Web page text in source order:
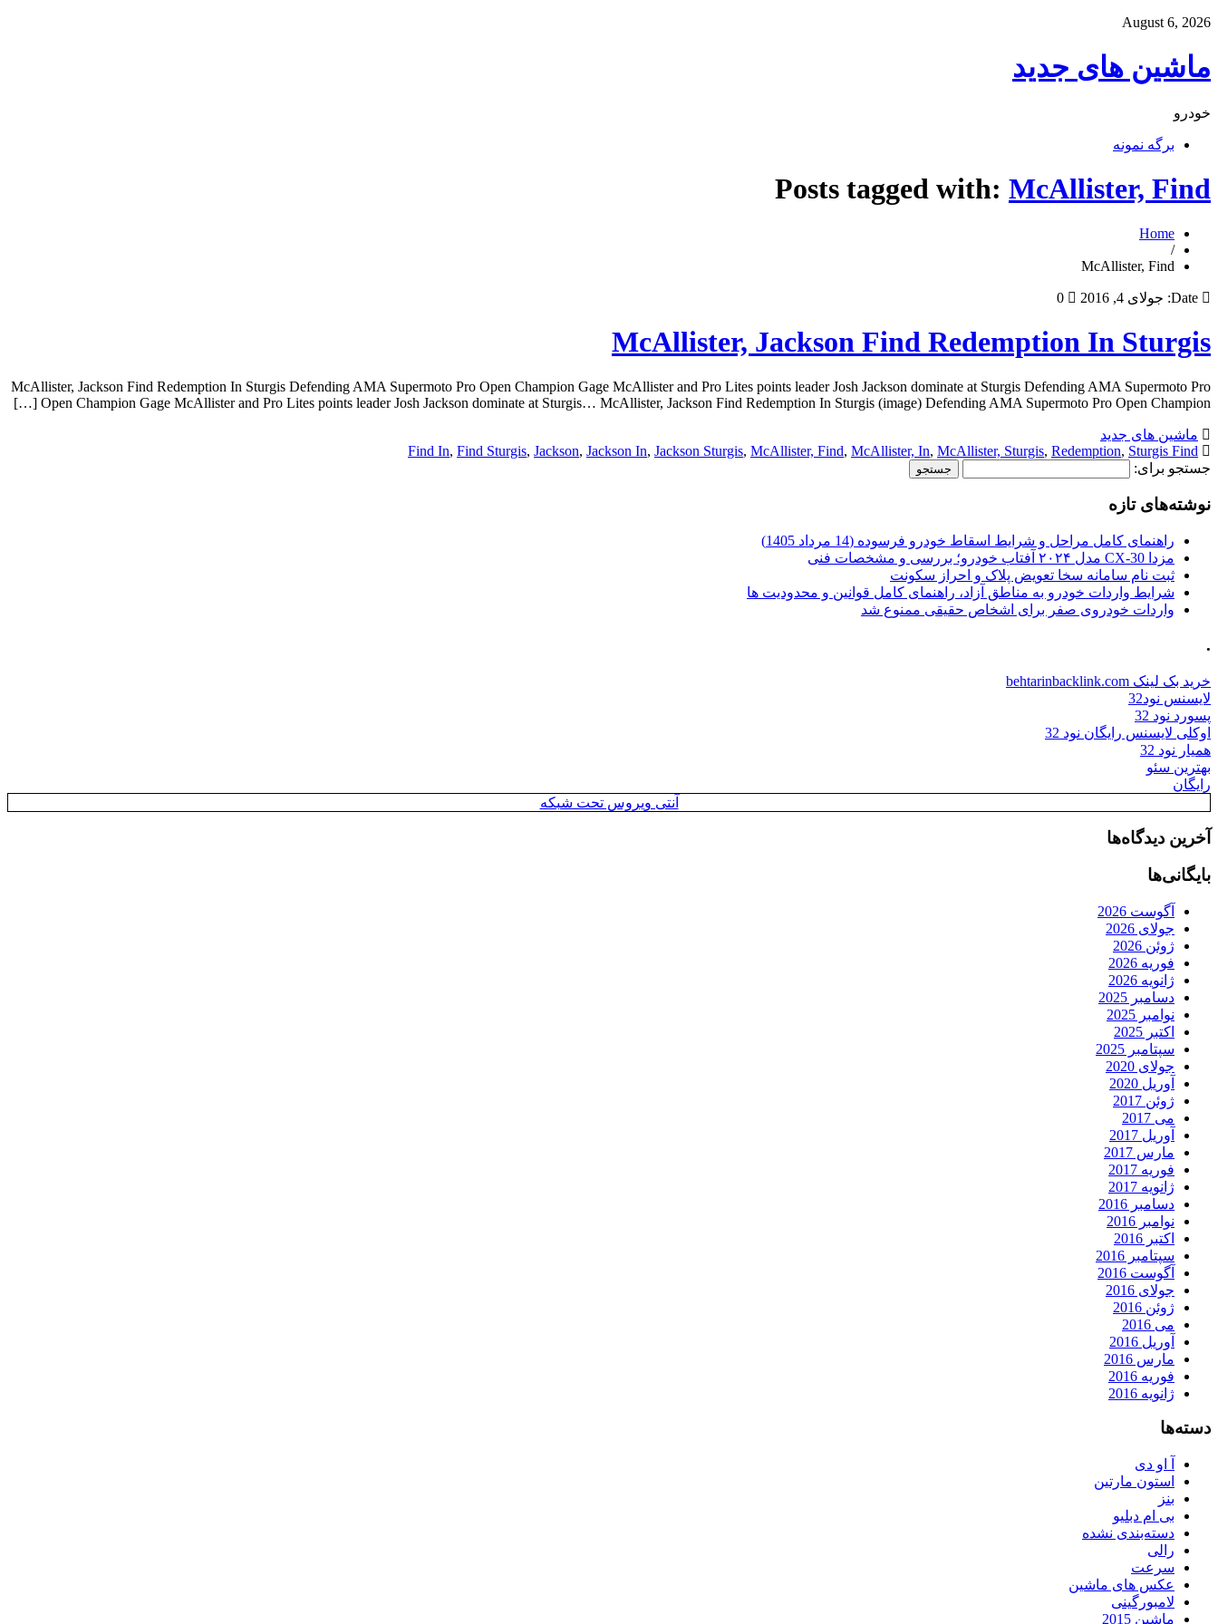
August 6, 2026
ماشین های جدید
خودرو
برگه نمونه
Posts tagged with: McAllister, Find
Home
/
McAllister, Find
Date: جولای 4, 2016 0
McAllister, Jackson Find Redemption In Sturgis
McAllister, Jackson Find Redemption In Sturgis Defending AMA Supermoto Pro Open Champion Gage McAllister and Pro Lites points leader Josh Jackson dominate at Sturgis Defending AMA Supermoto Pro
Open Champion Gage McAllister and Pro Lites points leader Josh Jackson dominate at Sturgis… McAllister, Jackson Find Redemption In Sturgis (image) Defending AMA Supermoto Pro Open Champion […]
ماشین های جدید
Find In, Find Sturgis, Jackson, Jackson In, Jackson Sturgis, McAllister, Find, McAllister, In, McAllister, Sturgis, Redemption, Sturgis Find
جستجو برای:
نوشته‌های تازه
راهنمای کامل مراحل و شرایط اسقاط خودرو فرسوده (14 مرداد 1405)
مزدا CX-30 مدل ۲۰۲۴ آفتاب خودرو؛ بررسی و مشخصات فنی
ثبت نام سامانه سخا تعویض پلاک و احراز سکونت
شرایط واردات خودرو به مناطق آزاد، راهنمای کامل قوانین و محدودیت ها
واردات خودروی صفر برای اشخاص حقیقی ممنوع شد
.
خرید بک لینک behtarinbacklink.com
لایسنس نود32
پسورد نود 32
اوکلی لایسنس رایگان نود 32
همیار نود 32
بهترین سئو
رایگان
آنتی ویروس تحت شبکه
آخرین دیدگاه‌ها
بایگانی‌ها
آگوست 2026
جولای 2026
ژوئن 2026
فوریه 2026
ژانویه 2026
دسامبر 2025
نوامبر 2025
اکتبر 2025
سپتامبر 2025
جولای 2020
آوریل 2020
ژوئن 2017
می 2017
آوریل 2017
مارس 2017
فوریه 2017
ژانویه 2017
دسامبر 2016
نوامبر 2016
اکتبر 2016
سپتامبر 2016
آگوست 2016
جولای 2016
ژوئن 2016
می 2016
آوریل 2016
مارس 2016
فوریه 2016
ژانویه 2016
دسته‌ها
آ او دی
استون مارتین
بنز
بی ام دبلیو
دسته‌بندی نشده
رالی
سرعت
عکس های ماشین
لامبورگینی
ماشین 2015